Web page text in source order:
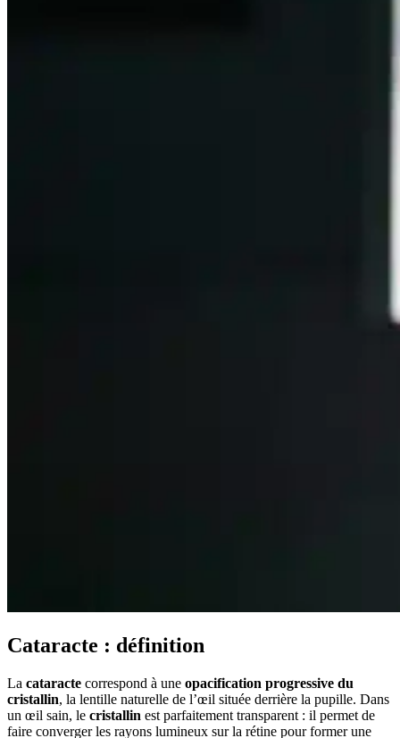
Cataracte : définition
La cataracte correspond à une opacification progressive du
cristallin, la lentille naturelle de l’œil située derrière la pupille. Dans
un œil sain, le cristallin est parfaitement transparent : il permet de
faire converger les rayons lumineux sur la rétine pour former une